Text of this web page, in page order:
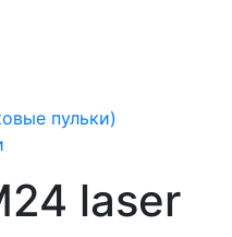
пульки)
laser